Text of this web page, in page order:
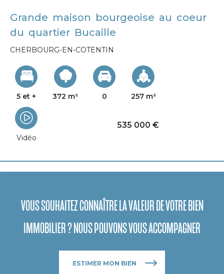
Grande maison bourgeoise au coeur
du quartier Bucaille
CHERBOURG-EN-COTENTIN
5 et + 372 m² 0 257 m²
Vidéo
535 000 €
VOUS SOUHAITEZ CONNAÎTRE LA VALEUR DE VOTRE BIEN
IMMOBILIER ? NOUS POUVONS VOUS ACCOMPAGNER
ESTIMER MON BIEN